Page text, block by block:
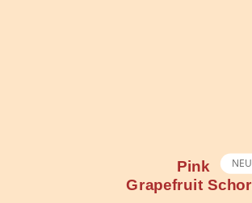
Bio-Möhre-Apfel-
Saft